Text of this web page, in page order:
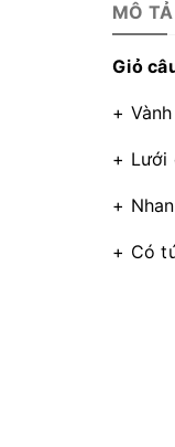
MÔ TẢ
Giỏ
+
+ Lưới
+
+ Có